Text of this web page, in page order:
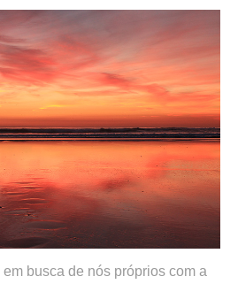
busca de nós próprios com a